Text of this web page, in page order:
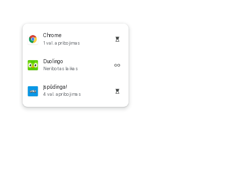
Chrome
1 val. apribojimas
Duolingo
Neribotas laikas
Įspūdinga!
4 val. apribojimas